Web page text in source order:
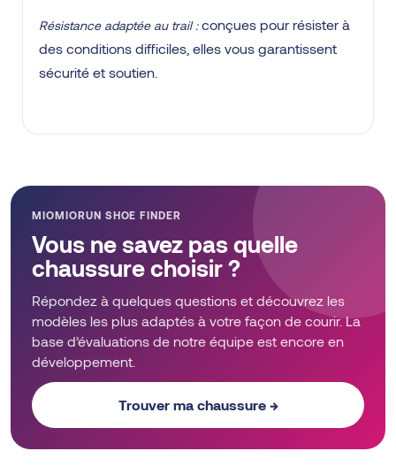
Résistance adaptée au trail :conçues pour résister à
des conditions difficiles, elles vous garantissent
sécurité et soutien.
MIOMIORUN SHOE FINDER
Vous ne savez pas quelle
chaussure choisir ?
Répondez à quelques questions et découvrez les
modèles les plus adaptés à votre façon de courir. La
base d’évaluations de notre équipe est encore en
développement.
Trouver ma chaussure →